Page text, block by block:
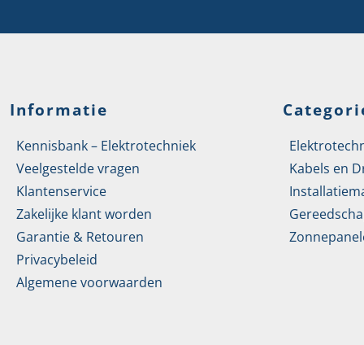
Informatie
Kennisbank – Elektrotechniek
Veelgestelde vragen
Klantenservice
Zakelijke klant worden
Garantie & Retouren
Privacybeleid
Algemene voorwaarden
Kabels en